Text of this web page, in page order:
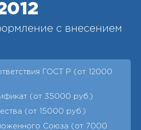
с внесением
ГОСТ Р (от 12000
(от 35000 руб.)
(от 15000 руб.)
Союза (от 7000